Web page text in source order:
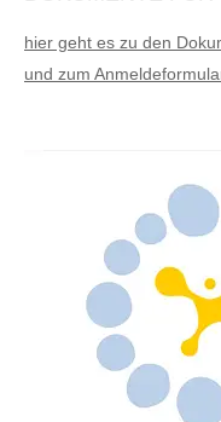
hier geht es zu den
und zum